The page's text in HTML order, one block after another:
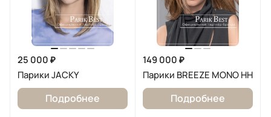
25 000 ₽
Парики JACKY
Подробнее
149 000 ₽
Парики BREEZE MONO HH
Подробнее